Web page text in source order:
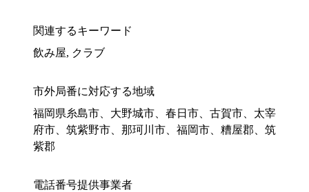
関連するキーワード
飲み屋, クラブ
市外局番に対応する地域
福岡県糸島市、大野城市、春日市、古賀市、太宰
府市、筑紫野市、那珂川市、福岡市、糟屋郡、筑
紫郡
電話番号提供事業者